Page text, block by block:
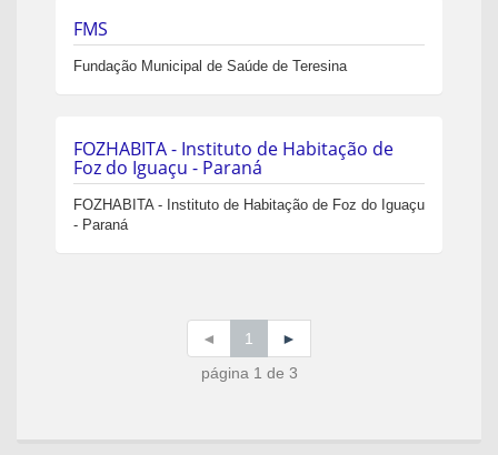
FMS
Fundação Municipal de Saúde de Teresina
FOZHABITA - Instituto de Habitação de
Foz do Iguaçu - Paraná
FOZHABITA - Instituto de Habitação de Foz do Iguaçu
- Paraná
◄ 1
►
página 1 de 3